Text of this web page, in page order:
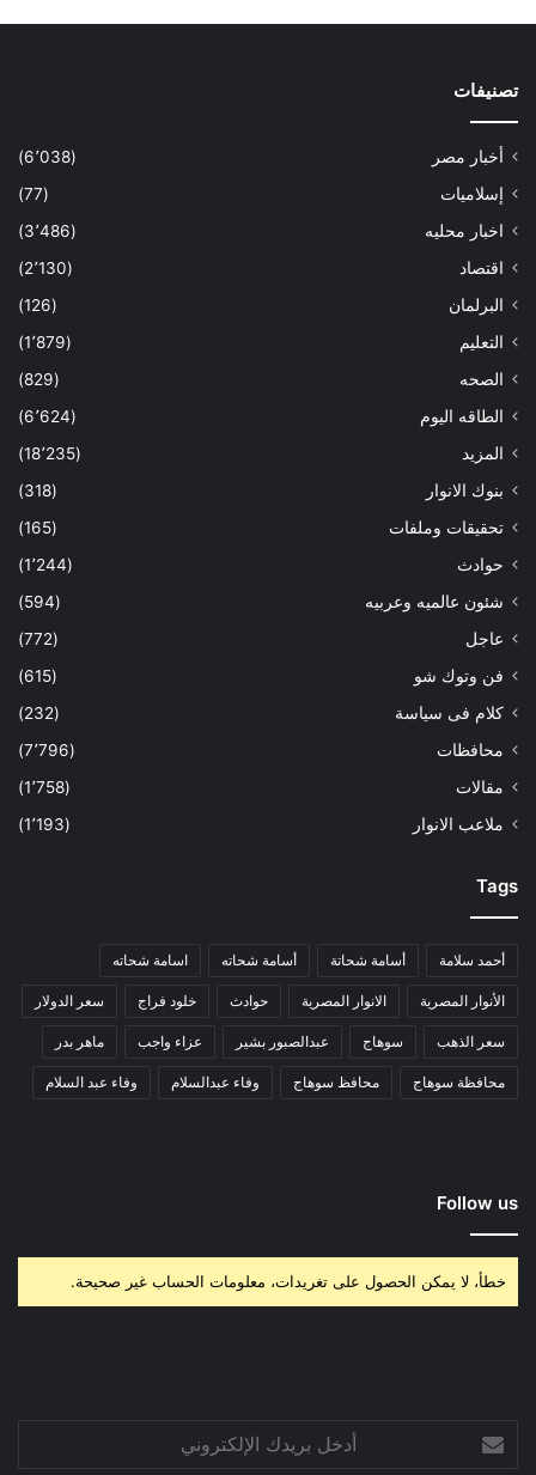
تصنيفات
أخبار مصر
(6٬038)
إسلاميات
(77)
اخبار محليه
(3٬486)
اقتصاد
(2٬130)
البرلمان
(126)
التعليم
(1٬879)
الصحه
(829)
الطاقه اليوم
(6٬624)
المزيد
(18٬235)
بنوك الانوار
(318)
تحقيقات وملفات
(165)
حوادث
(1٬244)
شئون عالميه وعربيه
(594)
عاجل
(772)
فن وتوك شو
(615)
كلام فى سياسة
(232)
محافظات
(7٬796)
مقالات
(1٬758)
ملاعب الانوار
(1٬193)
Tags
أحمد سلامة أسامة شحاتة أسامة شحاته اسامة شحاته
الأنوار المصرية الانوار المصرية حوادث خلود فراج سعر الدولار
سعر الذهب سوهاج عبدالصبور بشير عزاء واجب ماهر بدر
محافظة سوهاج محافظ سوهاج وفاء عبدالسلام وفاء عبد السلام
Follow us
خطأ، لا يمكن الحصول على تغريدات، معلومات الحساب غير صحيحة.
بريدك